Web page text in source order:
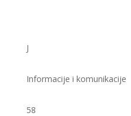
J
Informacije i komunikacije
58